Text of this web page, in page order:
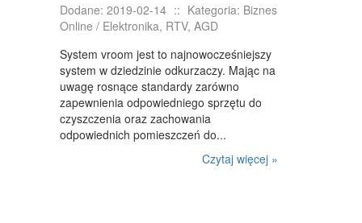
Dodane: 2019-02-14 :: Kategoria: Biznes
Online / Elektronika, RTV, AGD
System vroom jest to najnowocześniejszy
system w dziedzinie odkurzaczy. Mając na
uwagę rosnące standardy zarówno
zapewnienia odpowiedniego sprzętu do
czyszczenia oraz zachowania
odpowiednich pomieszczeń do...
Czytaj więcej »